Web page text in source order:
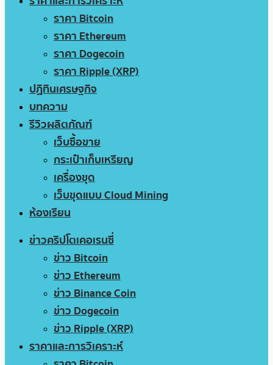
ราคา Bitcoin
ราคา Ethereum
ราคา Dogecoin
ราคา Ripple (XRP)
ปฏิทินเศรษฐกิจ
บทความ
รีวิวผลิตภัณฑ์
เว็บซื้อขาย
กระเป๋าเก็บเหรียญ
เครื่องขุด
เว็บขุดแบบ Cloud Mining
ห้องเรียน
ข่าวคริปโตเคอเรนซี่
ข่าว Bitcoin
ข่าว Ethereum
ข่าว Binance Coin
ข่าว Dogecoin
ข่าว Ripple (XRP)
ราคาและการวิเคราะห์